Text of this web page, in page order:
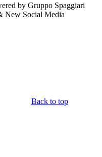
by Gruppo Spaggiari
New Social Media
Back to top